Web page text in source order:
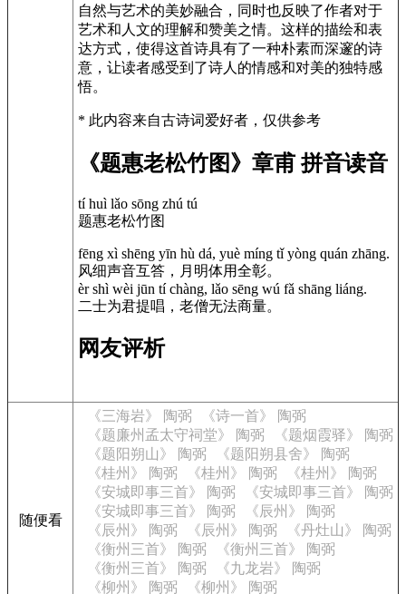
自然与艺术的美妙融合，同时也反映了作者对于
艺术和人文的理解和赞美之情。这样的描绘和表
达方式，使得这首诗具有了一种朴素而深邃的诗
意，让读者感受到了诗人的情感和对美的独特感
悟。
* 此内容来自古诗词爱好者，仅供参考
《题惠老松竹图》章甫 拼音读音
tí huì lǎo sōng zhú tú
题惠老松竹图
fēng xì shēng yīn hù dá, yuè míng tǐ yòng quán zhāng.
风细声音互答，月明体用全彰。
èr shì wèi jūn tí chàng, lǎo sēng wú fǎ shāng liáng.
二士为君提唱，老僧无法商量。
网友评析
随便看
《三海岩》 陶弼
《诗一首》 陶弼
《题廉州孟太守祠堂》 陶弼
《题烟霞驿》 陶弼
《题阳朔山》 陶弼
《题阳朔县舍》 陶弼
《桂州》 陶弼
《桂州》 陶弼
《桂州》 陶弼
《安城即事三首》 陶弼
《安城即事三首》 陶弼
《安城即事三首》 陶弼
《辰州》 陶弼
《辰州》 陶弼
《辰州》 陶弼
《丹灶山》 陶弼
《衡州三首》 陶弼
《衡州三首》 陶弼
《衡州三首》 陶弼
《九龙岩》 陶弼
《柳州》 陶弼
《柳州》 陶弼